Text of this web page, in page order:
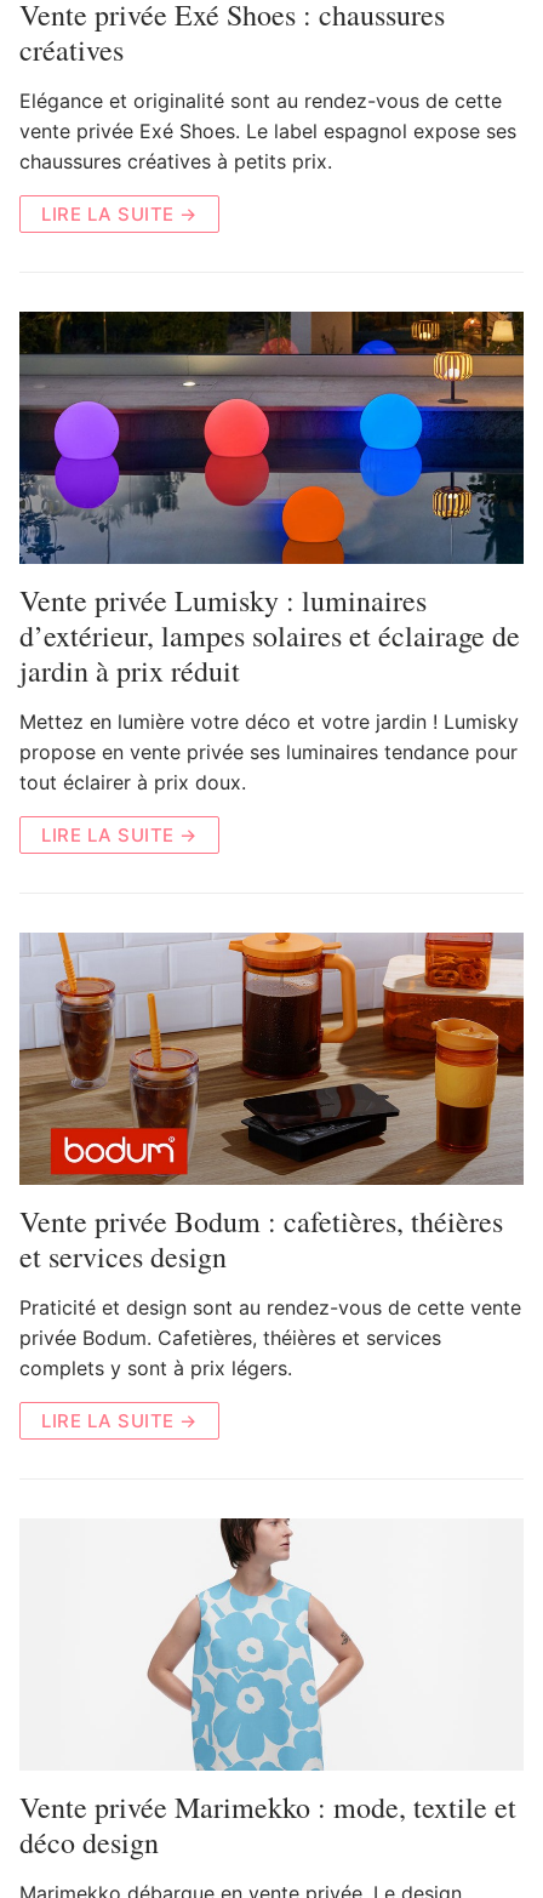
Vente privée Exé Shoes : chaussures
créatives
Elégance et originalité sont au rendez-vous de cette
vente privée Exé Shoes. Le label espagnol expose ses
chaussures créatives à petits prix.
LIRE LA SUITE →
Vente privée Lumisky : luminaires
d’extérieur, lampes solaires et éclairage de
jardin à prix réduit
Mettez en lumière votre déco et votre jardin ! Lumisky
propose en vente privée ses luminaires tendance pour
tout éclairer à prix doux.
LIRE LA SUITE →
Vente privée Bodum : cafetières, théières
et services design
Praticité et design sont au rendez-vous de cette vente
privée Bodum. Cafetières, théières et services
complets y sont à prix légers.
LIRE LA SUITE →
Vente privée Marimekko : mode, textile et
déco design
Marimekko débarque en vente privée. Le design